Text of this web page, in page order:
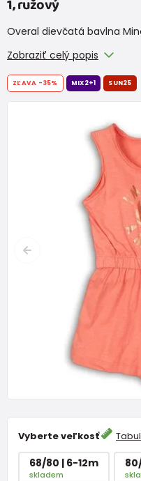
1, ružový
Overal dievčatá bavlna
Zobraziť celý popis
Vyberte veľkosť
68/80 | 6-12m
skladem
ZĽAVA -35% MIX2+1 SUN25